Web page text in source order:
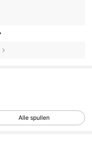
Alle spullen